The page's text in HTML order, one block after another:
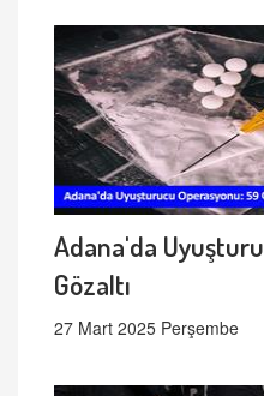
Adana'da
Gözaltı
27 Mart 2025 Perşembe